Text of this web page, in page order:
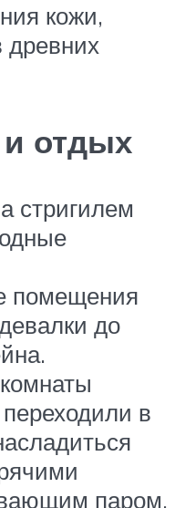
кожи,
древних
и отдых
стригилем
помещения
до
в
паром.